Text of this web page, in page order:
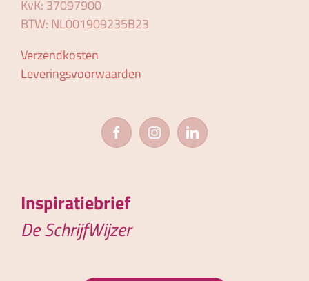
KvK: 37097900
BTW: NL001909235B23
Verzendkosten
Leveringsvoorwaarden
Inspiratiebrief
De SchrijfWijzer